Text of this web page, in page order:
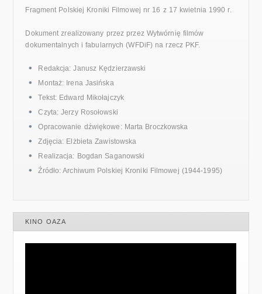
Fragment Polskiej Kroniki Filmowej nr 16 z 17 kwietnia 1990 r.
Dokument zrealizowany przez przez Wytwórnię filmów
dokumentalnych i fabularnych (WFDiF) na rzecz PKF.
Redakcja: Janusz Kędzierzawski
Montaż: Irena Jasińska
Tekst: Edward Mikołajczyk
Czyta: Jerzy Rosołowski
Opracowanie dźwiękowe: Marta Broczkowska
Zdjęcia: Elżbieta Zawistowska
Realizacja: Bogdan Saganowski
Źródło: Archiwum Polskiej Kroniki Filmowej (1944-1995)
KINO OAZA